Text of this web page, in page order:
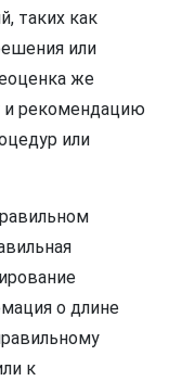
таких как
или
же
рекомендацию
или
о длине
к